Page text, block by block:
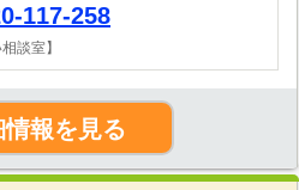
117-258
談室】
報を見る